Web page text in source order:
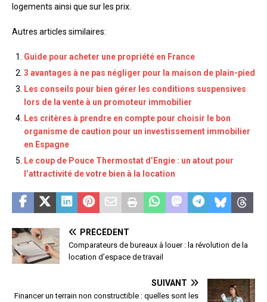
logements ainsi que sur les prix.
Autres articles similaires:
Guide pour acheter une propriété en France
3 avantages à ne pas négliger pour la maison de plain-pied
Les conseils pour bien gérer les conditions suspensives
lors de la vente à un promoteur immobilier
Les critères à prendre en compte pour choisir le bon
organisme de caution pour un investissement immobilier
en Espagne
Le coup de Pouce Thermostat d’Engie : un atout pour
l’attractivité de votre bien à la location
PRÉCÉDENT
Comparateurs de bureaux à louer : la révolution de la
location d’espace de travail
SUIVANT
Financer un terrain non constructible : quelles sont les